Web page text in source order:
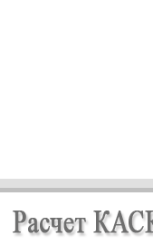
здание ОАО
застраховал 2